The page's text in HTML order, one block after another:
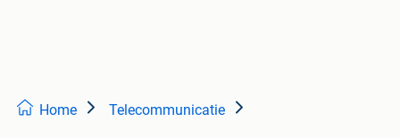
Home Telecommunicatie